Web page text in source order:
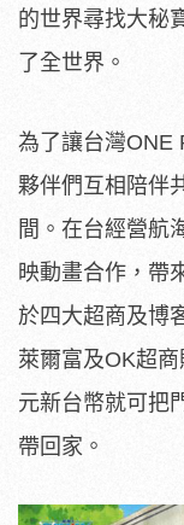
的世界尋找大秘
了全世界。
為了讓台灣ONE
夥伴們互相陪伴
間。在台經營航
映動畫合作，帶
於四大超商及博
萊爾富及OK超
元新台幣就可把
帶回家。